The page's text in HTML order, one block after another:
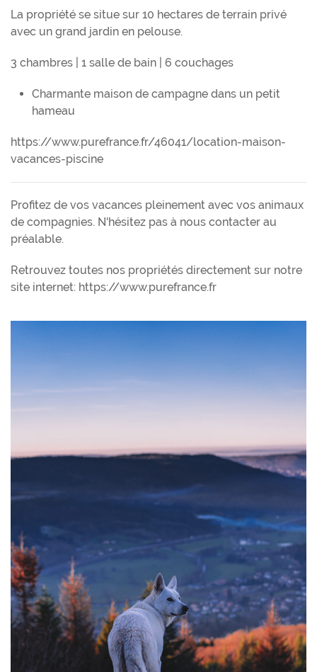
La propriété se situe sur 10 hectares de terrain privé
avec un grand jardin en pelouse.
3 chambres | 1 salle de bain | 6 couchages
Charmante maison de campagne dans un petit
hameau
https://www.purefrance.fr/46041/location-maison-
vacances-piscine
Profitez de vos vacances pleinement avec vos animaux
de compagnies. N'hésitez pas à nous contacter au
préalable.
Retrouvez toutes nos propriétés directement sur notre
site internet: https://www.purefrance.fr